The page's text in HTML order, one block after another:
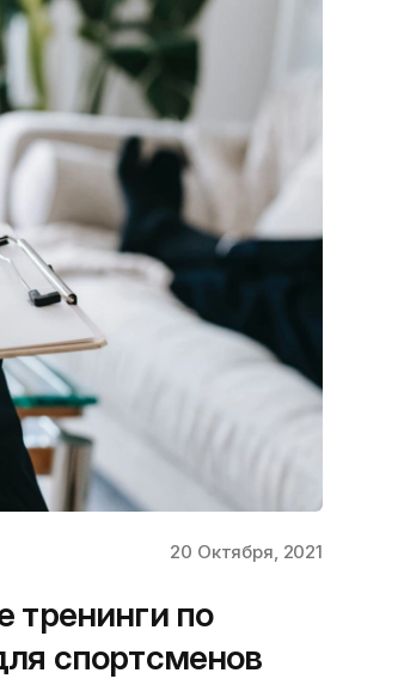
20 Октября, 2021
тренинги по
спортсменов